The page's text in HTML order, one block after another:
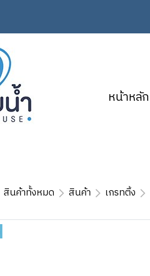
หน้าหลัก
สินค้าทั้งหมด สินค้า เกรทติ้ง